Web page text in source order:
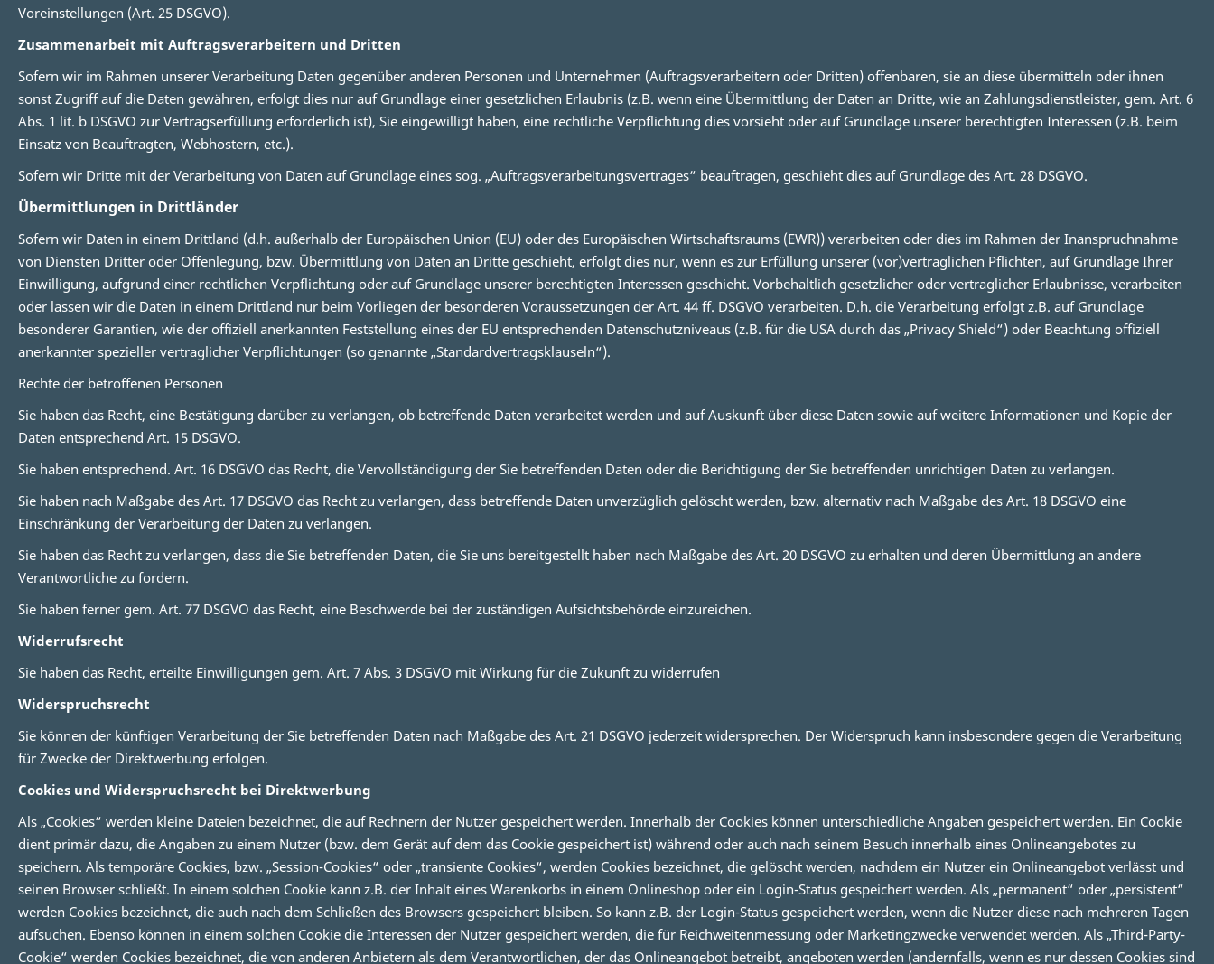
Voreinstellungen (Art. 25 DSGVO).
Zusammenarbeit mit Auftragsverarbeitern und Dritten
Sofern wir im Rahmen unserer Verarbeitung Daten gegenüber anderen Personen und Unternehmen (Auftragsverarbeitern oder Dritten) offenbaren, sie an diese übermitteln oder ihnen
sonst Zugriff auf die Daten gewähren, erfolgt dies nur auf Grundlage einer gesetzlichen Erlaubnis (z.B. wenn eine Übermittlung der Daten an Dritte, wie an Zahlungsdienstleister, gem. Art. 6
Abs. 1 lit. b DSGVO zur Vertragserfüllung erforderlich ist), Sie eingewilligt haben, eine rechtliche Verpflichtung dies vorsieht oder auf Grundlage unserer berechtigten Interessen (z.B. beim
Einsatz von Beauftragten, Webhostern, etc.).
Sofern wir Dritte mit der Verarbeitung von Daten auf Grundlage eines sog. „Auftragsverarbeitungsvertrages“ beauftragen, geschieht dies auf Grundlage des Art. 28 DSGVO.
Übermittlungen in Drittländer
Sofern wir Daten in einem Drittland (d.h. außerhalb der Europäischen Union (EU) oder des Europäischen Wirtschaftsraums (EWR)) verarbeiten oder dies im Rahmen der Inanspruchnahme
von Diensten Dritter oder Offenlegung, bzw. Übermittlung von Daten an Dritte geschieht, erfolgt dies nur, wenn es zur Erfüllung unserer (vor)vertraglichen Pflichten, auf Grundlage Ihrer
Einwilligung, aufgrund einer rechtlichen Verpflichtung oder auf Grundlage unserer berechtigten Interessen geschieht. Vorbehaltlich gesetzlicher oder vertraglicher Erlaubnisse, verarbeiten
oder lassen wir die Daten in einem Drittland nur beim Vorliegen der besonderen Voraussetzungen der Art. 44 ff. DSGVO verarbeiten. D.h. die Verarbeitung erfolgt z.B. auf Grundlage
besonderer Garantien, wie der offiziell anerkannten Feststellung eines der EU entsprechenden Datenschutzniveaus (z.B. für die USA durch das „Privacy Shield“) oder Beachtung offiziell
anerkannter spezieller vertraglicher Verpflichtungen (so genannte „Standardvertragsklauseln“).
Rechte der betroffenen Personen
Sie haben das Recht, eine Bestätigung darüber zu verlangen, ob betreffende Daten verarbeitet werden und auf Auskunft über diese Daten sowie auf weitere Informationen und Kopie der
Daten entsprechend Art. 15 DSGVO.
Sie haben entsprechend. Art. 16 DSGVO das Recht, die Vervollständigung der Sie betreffenden Daten oder die Berichtigung der Sie betreffenden unrichtigen Daten zu verlangen.
Sie haben nach Maßgabe des Art. 17 DSGVO das Recht zu verlangen, dass betreffende Daten unverzüglich gelöscht werden, bzw. alternativ nach Maßgabe des Art. 18 DSGVO eine
Einschränkung der Verarbeitung der Daten zu verlangen.
Sie haben das Recht zu verlangen, dass die Sie betreffenden Daten, die Sie uns bereitgestellt haben nach Maßgabe des Art. 20 DSGVO zu erhalten und deren Übermittlung an andere
Verantwortliche zu fordern.
Sie haben ferner gem. Art. 77 DSGVO das Recht, eine Beschwerde bei der zuständigen Aufsichtsbehörde einzureichen.
Widerrufsrecht
Sie haben das Recht, erteilte Einwilligungen gem. Art. 7 Abs. 3 DSGVO mit Wirkung für die Zukunft zu widerrufen
Widerspruchsrecht
Sie können der künftigen Verarbeitung der Sie betreffenden Daten nach Maßgabe des Art. 21 DSGVO jederzeit widersprechen. Der Widerspruch kann insbesondere gegen die Verarbeitung
für Zwecke der Direktwerbung erfolgen.
Cookies und Widerspruchsrecht bei Direktwerbung
Als „Cookies“ werden kleine Dateien bezeichnet, die auf Rechnern der Nutzer gespeichert werden. Innerhalb der Cookies können unterschiedliche Angaben gespeichert werden. Ein Cookie
dient primär dazu, die Angaben zu einem Nutzer (bzw. dem Gerät auf dem das Cookie gespeichert ist) während oder auch nach seinem Besuch innerhalb eines Onlineangebotes zu
speichern. Als temporäre Cookies, bzw. „Session-Cookies“ oder „transiente Cookies“, werden Cookies bezeichnet, die gelöscht werden, nachdem ein Nutzer ein Onlineangebot verlässt und
seinen Browser schließt. In einem solchen Cookie kann z.B. der Inhalt eines Warenkorbs in einem Onlineshop oder ein Login-Status gespeichert werden. Als „permanent“ oder „persistent“
werden Cookies bezeichnet, die auch nach dem Schließen des Browsers gespeichert bleiben. So kann z.B. der Login-Status gespeichert werden, wenn die Nutzer diese nach mehreren Tagen
aufsuchen. Ebenso können in einem solchen Cookie die Interessen der Nutzer gespeichert werden, die für Reichweitenmessung oder Marketingzwecke verwendet werden. Als „Third-Party-
Cookie“ werden Cookies bezeichnet, die von anderen Anbietern als dem Verantwortlichen, der das Onlineangebot betreibt, angeboten werden (andernfalls, wenn es nur dessen Cookies sind